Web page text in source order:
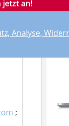
;
jetzt an!
Analyse,